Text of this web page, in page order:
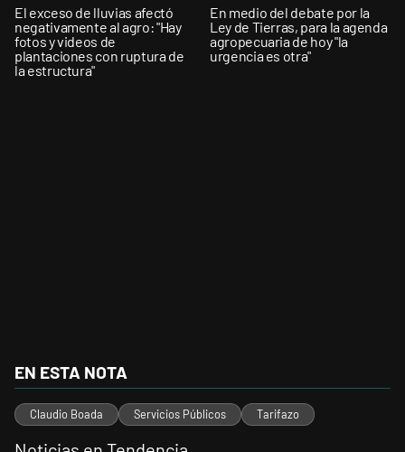
El exceso de lluvias afectó
negativamente al agro: "Hay
fotos y videos de
plantaciones con ruptura de
la estructura"
En medio del debate por la
Ley de Tierras, para la agenda
agropecuaria de hoy "la
urgencia es otra"
EN ESTA NOTA
Claudio Boada Servicios Públicos Tarifazo